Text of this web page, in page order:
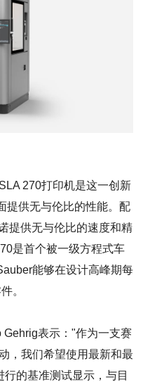
270打印机是这一创新
提供无与伦比的性能。配
提供无与伦比的速度和精
是首个被一级方程式车
能够在设计高峰期每
。
表示："作为一支赛
，我们希望使用最新和最
的基准测试显示，与目